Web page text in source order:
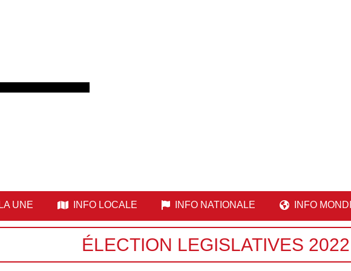
UNE INFO LOCALE INFO NATIONALE INFO
ÉLECTION LEGISLATIVES 2022